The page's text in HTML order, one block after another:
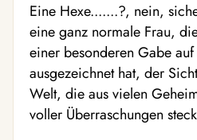
Eine Hexe.......?, nein,
eine ganz normale Frau,
einer besonderen Gabe
ausgezeichnet hat, der
Welt, die aus vielen
voller Überraschungen